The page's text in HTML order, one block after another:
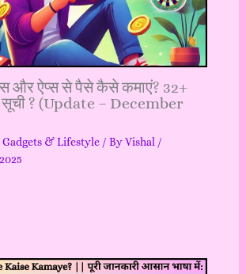
और ऐप्स से पैसे कैसे कमाएं? 32+
सूची ? (Update – December
Gadgets & Lifestyle/ ByVishal /